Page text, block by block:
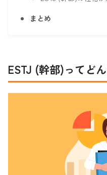
まとめ
ESTJ (幹部)ってど